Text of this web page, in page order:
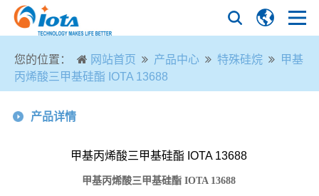
您的位置： 网站首页 产品中心 特殊硅烷
甲基
丙烯酸三甲基硅酯 IOTA 13688
产品详情
甲基丙烯酸三甲基硅酯 IOTA 13688
甲基丙烯酸三甲基硅酯 IOTA 13688